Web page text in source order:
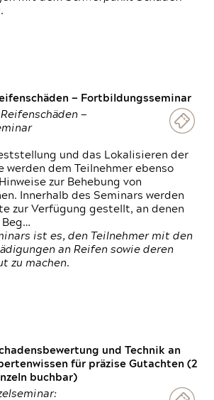
— Fortbildungsseminar
—
und das Lokalisieren der
werden dem Teilnehmer ebenso
zur Behebung von
Innerhalb des Seminars werden
zur Verfügung gestellt, an denen
Beg…
ist es, den Teilnehmer mit den
an Reifen sowie deren
zu machen.
und Technik an
für präzise Gutachten (2
buchbar)